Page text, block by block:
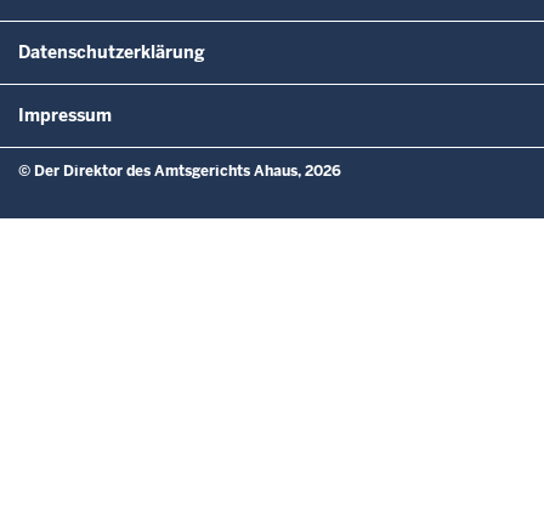
Datenschutzerklärung
Impressum
© Der Direktor des Amtsgerichts Ahaus, 2026